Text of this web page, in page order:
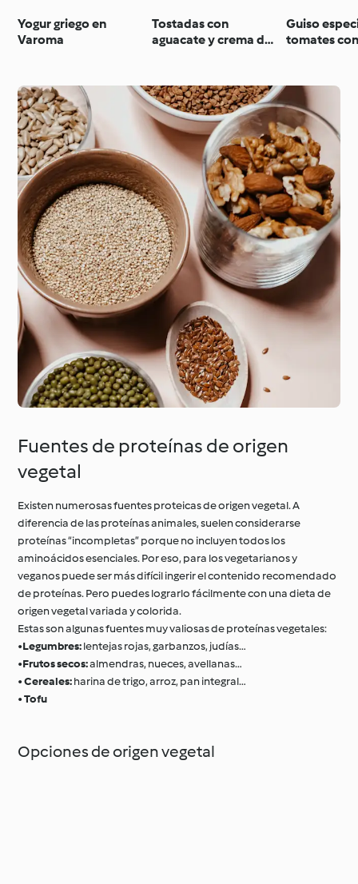
Yogur griego en
Varoma
Tostadas con
aguacate y crema de
Guiso
tomates
Fuentes de proteínas de origen
vegetal
Existen numerosas fuentes proteicas de origen vegetal. A
diferencia de las proteínas animales, suelen considerarse
proteínas “incompletas” porque no incluyen todos los
aminoácidos esenciales. Por eso, para los vegetarianos y
veganos puede ser más difícil ingerir el contenido recomendado
de proteínas. Pero puedes lograrlo fácilmente con una dieta de
origen vegetal variada y colorida.
Estas son algunas fuentes muy valiosas de proteínas vegetales:
•Legumbres:lentejas rojas, garbanzos, judías…
•Frutos secos:almendras, nueces, avellanas…
•Cereales:harina de trigo, arroz, pan integral…
•Tofu
Opciones de origen vegetal